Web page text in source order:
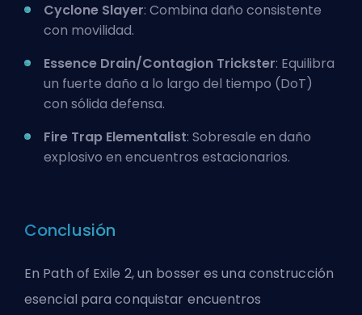
Cyclone Slayer: Combina daño consistente
con movilidad.
Essence Drain/Contagion Trickster: Equilibra
un fuerte daño a lo largo del tiempo (DoT)
con sólida defensa.
Fire Trap Elementalist: Sobresale en daño
explosivo en encuentros estacionarios.
Conclusión
En Path of Exile 2, un bosser es una construcción
esencial para conquistar encuentros